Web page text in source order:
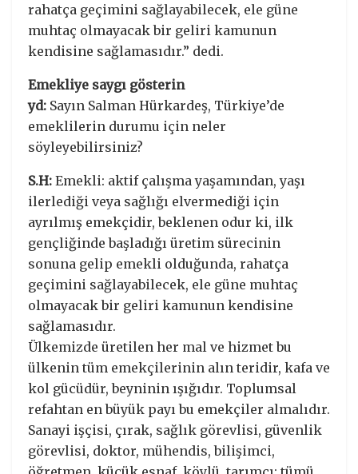
rahatça geçimini sağlayabilecek, ele güne
muhtaç olmayacak bir geliri kamunun
kendisine sağlamasıdır.” dedi.
Emekliye saygı gösterin
yd: Sayın Salman Hürkardeş, Türkiye’de
emeklilerin durumu için neler
söyleyebilirsiniz?
S.H: Emekli: aktif çalışma yaşamından, yaşı
ilerlediği veya sağlığı elvermediği için
ayrılmış emekçidir, beklenen odur ki, ilk
gençliğinde başladığı üretim sürecinin
sonuna gelip emekli olduğunda, rahatça
geçimini sağlayabilecek, ele güne muhtaç
olmayacak bir geliri kamunun kendisine
sağlamasıdır.
Ülkemizde üretilen her mal ve hizmet bu
ülkenin tüm emekçilerinin alın teridir, kafa ve
kol gücüdür, beyninin ışığıdır. Toplumsal
refahtan en büyük payı bu emekçiler almalıdır.
Sanayi işçisi, çırak, sağlık görevlisi, güvenlik
görevlisi, doktor, mühendis, bilişimci,